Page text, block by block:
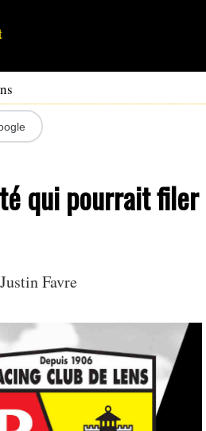
qui pourrait filer
Justin Favre